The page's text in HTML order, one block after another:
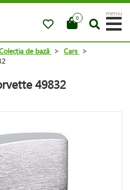
0
meniu
de bază > Cars >
49832